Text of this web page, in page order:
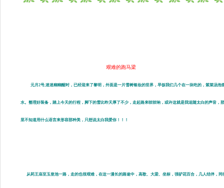
艰难的跑马梁
元月2号,迷迷糊糊醒时，已经迎来了黎明，外面是一片雪树银妆的世界，早饭我们几个在一块吃的，紫菜汤
水。整理好装备，踏上今天的行程，脚下的雪比昨天厚了不少，走起路来吱吱响，或许这就是我追随太白的声音
里不知道用什么语言来形容那种美，只想说太白我爱你！！！
从药王庙至玉皇池一路，走的也很艰难，在这一漫长的路途中，高歌、大梁、坐标，强驴花百合，几人结伴，